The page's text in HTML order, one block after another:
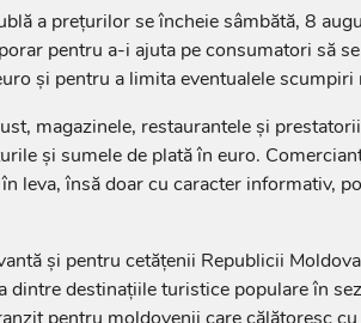
a prețurilor se încheie sâmbătă, 8
pentru a-i ajuta pe consumatori să
și pentru a limita eventualele scumpiri
magazinele, restaurantele și
și sumele de plată în euro.
leva, însă doar cu caracter informativ,
și pentru cetățenii Republicii
dintre destinațiile turistice populare în